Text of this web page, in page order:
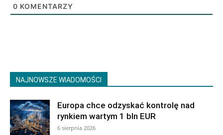
0 KOMENTARZY
NAJNOWSZE WIADOMOŚCI
Europa chce odzyskać kontrolę nad
rynkiem wartym 1 bln EUR
6 sierpnia 2026